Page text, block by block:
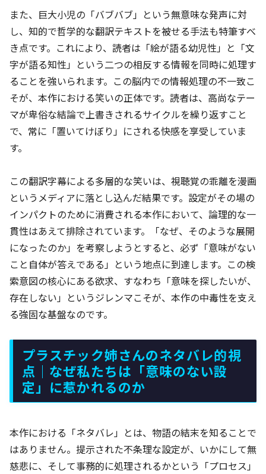
また、巨大小児の「バブバブ」という無意味な発声に対
し、知的で哲学的な翻訳テキストを被せる手法も特筆すべ
き点です。これにより、読者は「絵が語る幼児性」と「文
字が語る知性」という二つの相反する情報を同時に処理す
ることを強いられます。この脳内での情報処理の不一致こ
そが、本作における笑いの正体です。読者は、高尚なテー
マが卑俗な結論で上書きされるサイクルを繰り返すこと
で、常に「置いてけぼり」にされる快感を享受していま
す。
この翻訳字幕による多層的な笑いは、視聴覚の乖離を漫画
というメディアに落とし込んだ結果です。設定がその場の
インパクトのために消費される本作において、論理的な一
貫性はあえて排除されています。「なぜ、そのような展開
になったのか」を考察しようとすると、必ず「意味がない
こと自体が答えである」という地点に到達します。この検
索意図の核心にある欲求、すなわち「意味を探したいが、
存在しない」というジレンマこそが、本作の中毒性を支え
る強固な基盤なのです。
プラスチック姉さんのネタバレ的視
点｜なぜ私たちは「意味のない設
定」に惹かれるのか
本作における「ネタバレ」とは、物語の結末を知ることで
はありません。提示された不条理な設定が、いかにして無
慈悲に、そして事務的に処理されるかという「プロセス」